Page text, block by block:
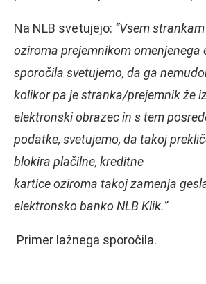
Na NLB svetujejo: “Vsem strankam
oziroma prejemnikom omenjenega
sporočila svetujemo, da ga
kolikor pa je stranka/prejemnik že
elektronski obrazec in s tem
podatke, svetujemo, da takoj
blokira plačilne, kreditne
kartice oziroma takoj zamenja
elektronsko banko NLB Klik.”
Primer lažnega sporočila.